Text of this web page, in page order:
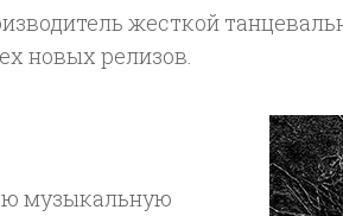
жесткой
новых релизов.
музыкальную